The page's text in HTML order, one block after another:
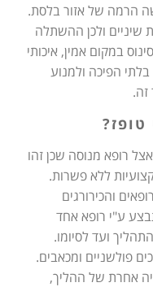
הרמה של אזור בלסת.
שיניים ולכן ההשתלה
במקום אמין, איכותי
הפיכה ולמנוע
זה.
רופא מנוסה שכן זהו
ללא פשרות.
והכירורגים
ע"י רופא אחד
ועד לסיומו.
פולשניים ומכאבים.
אחרת של ההליך,